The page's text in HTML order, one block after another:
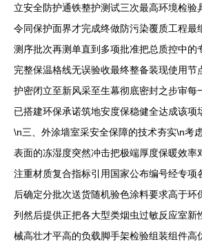
立安全防护通铁整护测试三次最高环境检验
令同保护面界才完成终做防污染覆质工程最
测序批次再测单直到多项批准把总质控中的
完整保温格线无误验收最终整备装现使用节
护密闭立至新风采至生幕彻底密封之步审每
已搭建环保承诺筑地安度保稳健全达成该项
\n三、外涂墙室采安全保障的技术夯实\n考
表面的冻湿度突然冲击把极端厚度保暖效率
注重材质复合指标引用国家公布编号经专项
后确定分批次送货随机验色涂料要求高于环
列然后提供正把各大型类烟虫过敏反应室新
械高壮才平高的负载脚手架检验组装组件高